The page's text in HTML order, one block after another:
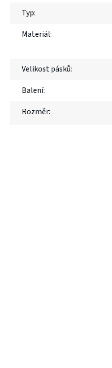
Typ:
Materiál:
Velikost pásků:
Balení:
Rozměr: